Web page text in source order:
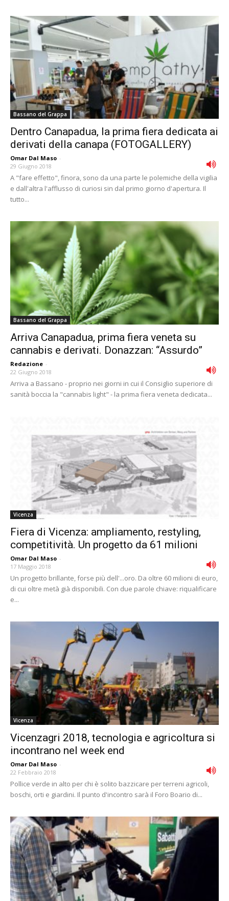
Bassano del Grappa
Dentro Canapadua, la prima fiera dedicata ai
derivati della canapa (FOTOGALLERY)
Omar Dal Maso -
29 Giugno 2018
A "fare effetto", finora, sono da una parte le polemiche della vigilia
e dall'altra l'afflusso di curiosi sin dal primo giorno d'apertura. Il
tutto...
Bassano del Grappa
Arriva Canapadua, prima fiera veneta su
cannabis e derivati. Donazzan: “Assurdo”
Redazione -
22 Giugno 2018
Arriva a Bassano - proprio nei giorni in cui il Consiglio superiore di
sanità boccia la "cannabis light" - la prima fiera veneta dedicata...
Vicenza
Fiera di Vicenza: ampliamento, restyling,
competitività. Un progetto da 61 milioni
Omar Dal Maso -
17 Maggio 2018
Un progetto brillante, forse più dell'...oro. Da oltre 60 milioni di euro,
di cui oltre metà già disponibili. Con due parole chiave: riqualificare
e...
Vicenza
Vicenzagri 2018, tecnologia e agricoltura si
incontrano nel week end
Omar Dal Maso -
22 Febbraio 2018
Pollice verde in alto per chi è solito bazzicare per terreni agricoli,
boschi, orti e giardini. Il punto d'incontro sarà il Foro Boario di...